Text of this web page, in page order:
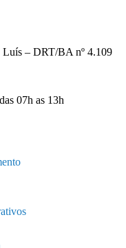
– DRT/BA nº 4.109
07h as 13h